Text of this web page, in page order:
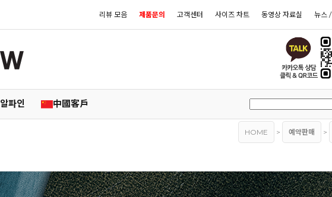
리뷰 모음 제품문의 고객센터 사이즈 차트 동영상 자료실 뉴스
알파인 中國客戶
HOME > 예약판매 >